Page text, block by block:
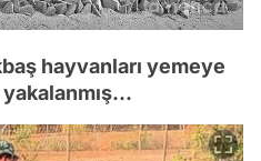
hayvanları yemeye